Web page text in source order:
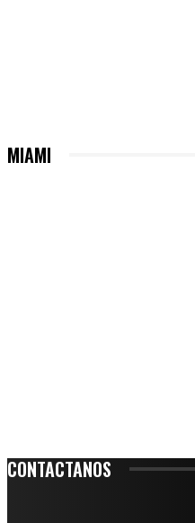
MIAMI
CONTACTANOS